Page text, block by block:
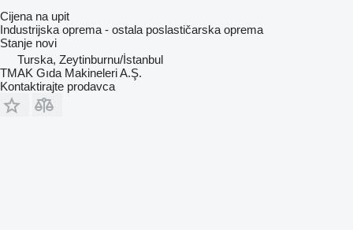
Cijena na upit
Industrijska oprema - ostala poslastičarska oprema
Stanje novi
Turska, Zeytinburnu/İstanbul
TMAK Gıda Makineleri A.Ş.
Kontaktirajte prodavca